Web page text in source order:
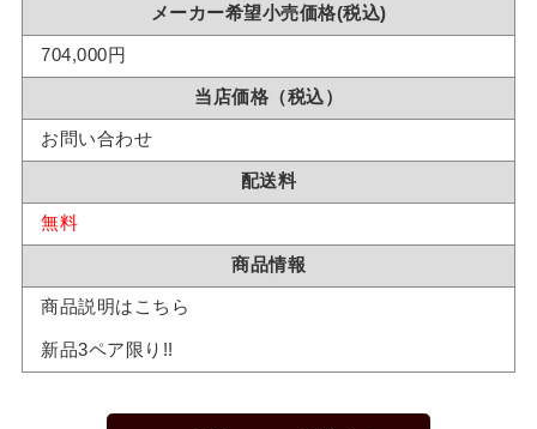
メーカー希望小売価格(税込)
704,000円
当店価格（税込）
お問い合わせ
配送料
無料
商品情報
商品説明はこちら
新品3ペア限り!!